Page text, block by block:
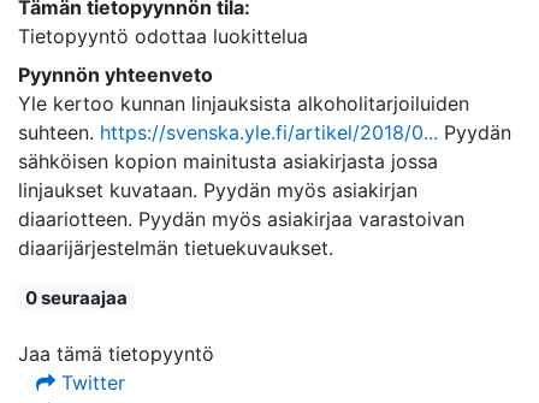
Tämän tietopyynnön tila:
Tietopyyntö odottaa luokittelua
Pyynnön yhteenveto
Yle kertoo kunnan linjauksista alkoholitarjoiluiden
suhteen. https://svenska.yle.fi/artikel/2018/0... Pyydän
sähköisen kopion mainitusta asiakirjasta jossa
linjaukset kuvataan. Pyydän myös asiakirjan
diaariotteen. Pyydän myös asiakirjaa varastoivan
diaarijärjestelmän tietuekuvaukset.
0 seuraajaa
Jaa tämä tietopyyntö
Twitter